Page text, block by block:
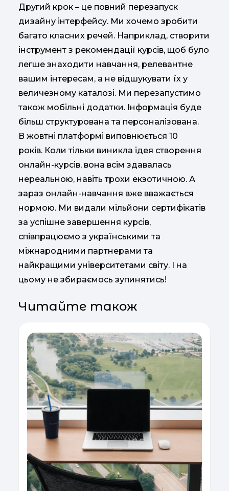
Другий крок – це повний перезапуск
дизайну інтерфейсу. Ми хочемо зробити
багато класних речей. Наприклад, створити
інструмент з рекомендації курсів, щоб було
легше знаходити навчання, релевантне
вашим інтересам, а не відшукувати їх у
величезному каталозі. Ми перезапустимо
також мобільні додатки. Інформація буде
більш структурована та персоналізована.
В жовтні платформі виповнюється 10
років. Коли тільки виникла ідея створення
онлайн-курсів, вона всім здавалась
нереальною, навіть трохи екзотичною. А
зараз онлайн-навчання вже вважається
нормою. Ми видали мільйони сертифікатів
за успішне завершення курсів,
співпрацюємо з українськими та
міжнародними партнерами та
найкращими університетами світу. І на
цьому не збираємось зупинятись!
Читайте також